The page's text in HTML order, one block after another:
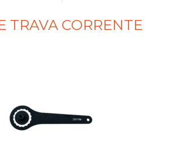
TRAVA CORRENTE